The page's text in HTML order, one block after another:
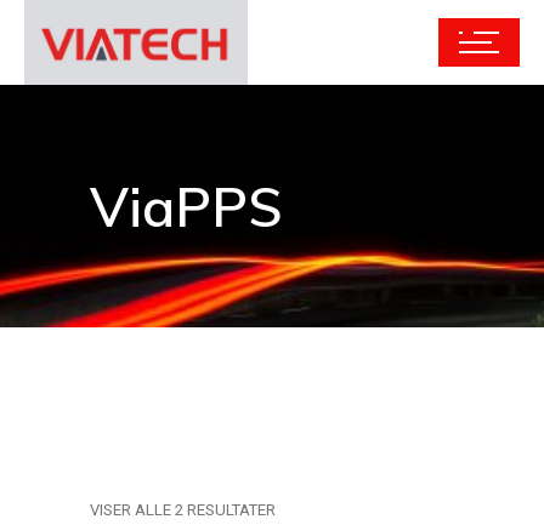
ViaPPS
VISER ALLE 2 RESULTATER